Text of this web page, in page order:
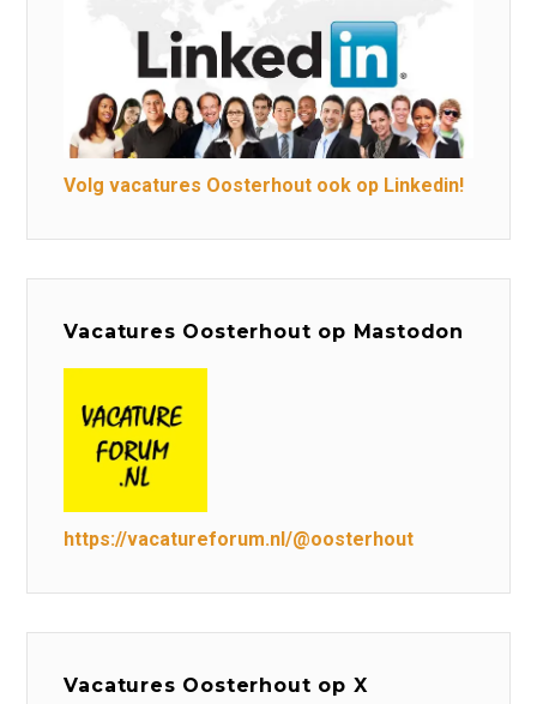
Volg vacatures Oosterhout ook op Linkedin!
Vacatures Oosterhout op Mastodon
https://vacatureforum.nl/@oosterhout
Vacatures Oosterhout op X